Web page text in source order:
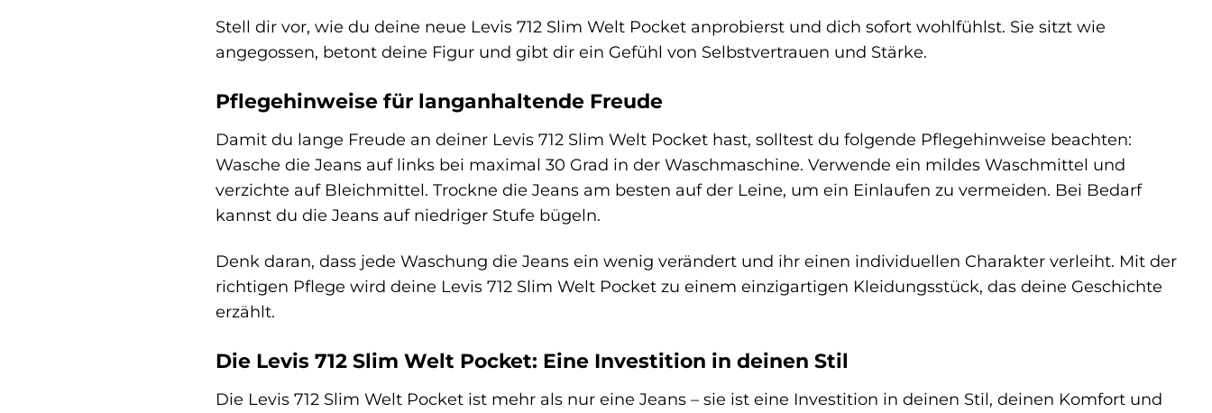
Stell dir vor, wie du deine neue Levis 712 Slim Welt Pocket anprobierst und dich sofort wohlfühlst. Sie sitzt wie
angegossen, betont deine Figur und gibt dir ein Gefühl von Selbstvertrauen und Stärke.
Pflegehinweise für langanhaltende Freude
Damit du lange Freude an deiner Levis 712 Slim Welt Pocket hast, solltest du folgende Pflegehinweise beachten:
Wasche die Jeans auf links bei maximal 30 Grad in der Waschmaschine. Verwende ein mildes Waschmittel und
verzichte auf Bleichmittel. Trockne die Jeans am besten auf der Leine, um ein Einlaufen zu vermeiden. Bei Bedarf
kannst du die Jeans auf niedriger Stufe bügeln.
Denk daran, dass jede Waschung die Jeans ein wenig verändert und ihr einen individuellen Charakter verleiht. Mit der
richtigen Pflege wird deine Levis 712 Slim Welt Pocket zu einem einzigartigen Kleidungsstück, das deine Geschichte
erzählt.
Die Levis 712 Slim Welt Pocket: Eine Investition in deinen Stil
Die Levis 712 Slim Welt Pocket ist mehr als nur eine Jeans – sie ist eine Investition in deinen Stil, deinen Komfort und